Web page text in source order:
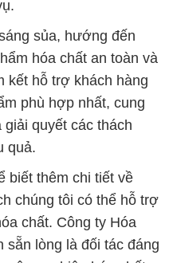
phù hợp nhất, cung
quyết các thách
quả.
biết thêm chi tiết về
chúng tôi có thể hỗ trợ
chất. Công ty Hóa
lòng là đối tác đáng
nghiệp hóa chất.
Hóa Chất Công
Flakes ß Flakes